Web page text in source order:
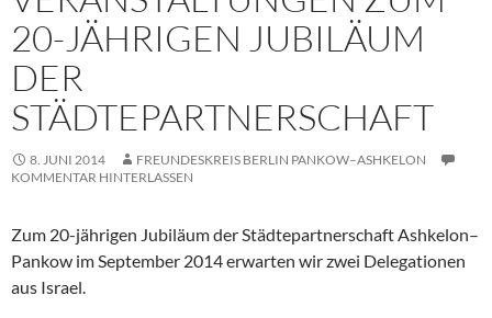
20-JÄHRIGEN JUBILÄUM
DER
STÄDTEPARTNERSCHAFT
8. JUNI 2014
FREUNDESKREIS BERLIN PANKOW–ASHKELON
KOMMENTAR HINTERLASSEN
Zum 20-jährigen Jubiläum der Städtepartnerschaft Ashkelon–
Pankow im September 2014 erwarten wir zwei Delegationen
aus Israel.